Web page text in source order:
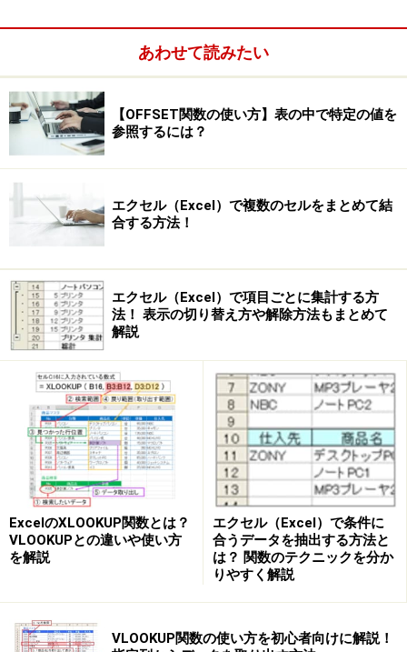
スライサーの使い方
まずは、スライサーを作成してみましょう。スライサー
を作成したいピボットテーブル内を選択して、表示され
た「ピボットテーブル ツール」の「オプション」タブを
クリックし、「並べ替えとフィルター」グループの「ス
ライサー」ボタン→「スライサー」ボタンをクリックし
ます。
「スライサー」ボタンをクリック
析」をクリックし、「スライサーの挿入」を選択しま
す。
あわせて読みたい
【OFFSET関数の使い方】表の中で特定の値を
参照するには？
エクセル（Excel）で複数のセルをまとめて結
合する方法！
エクセル（Excel）で項目ごとに集計する方
法！ 表示の切り替え方や解除方法もまとめて
解説
ExcelのXLOOKUP関数とは？
VLOOKUPとの違いや使い方
を解説
エクセル（Excel）で条件に
合うデータを抽出する方法と
は？ 関数のテクニックを分か
りやすく解説
VLOOKUP関数の使い方を初心者向けに解説！